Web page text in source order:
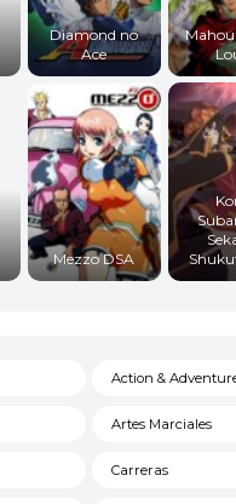
Diamond no
Ace
Mahou
Mezzo DSA
Action &
Artes Marciales
Carreras